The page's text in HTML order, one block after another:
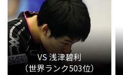
VS 浅津碧利
（世界ランク503位）